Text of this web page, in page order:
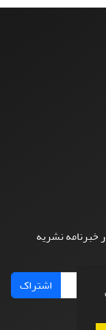
خبرنامه نشریه
اشتراک